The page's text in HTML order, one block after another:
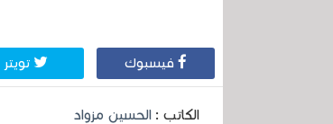
فيسبوك تويتر
الكاتب : الحسين مزواد